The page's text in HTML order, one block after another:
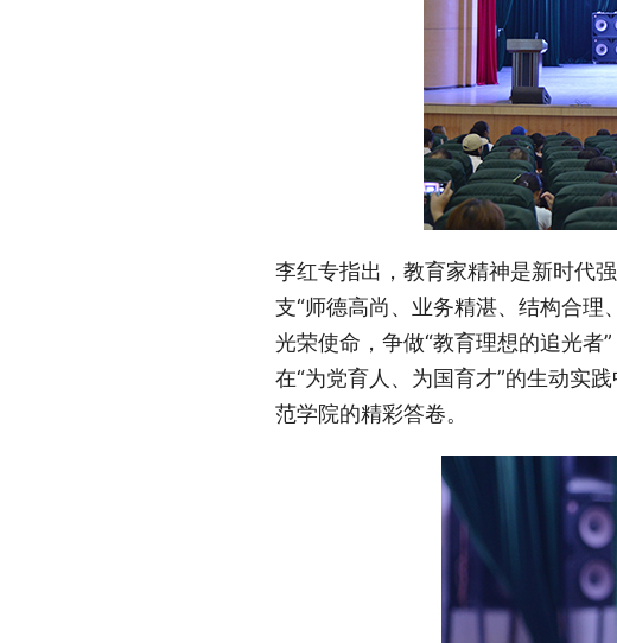
李红专指出，教育家精神是新时代
支“师德高尚、业务精湛、结构合理
光荣使命，争做“教育理想的追光者
在“为党育人、为国育才”的生动实
范学院的精彩答卷。